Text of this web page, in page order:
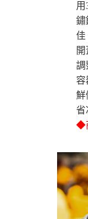
【「AFTEE先享後付
１．於結帳方式選擇
結帳頁面，進行簡訊
２．訂單成立數日內
３．收到繳費通知簡
ATM／網路銀行／等
※ 請注意：結帳手續
購買商品的店家。未
後付繳納相關費用。
※ 交易是否成功請以
是否繳費成功／繳費
１．透過由恩沛科技
易，需依本服務之必
權轉讓予恩沛科技股份
２．關於個人資料處
https://aftee.tw/terms/
３．未成年的使用者
全家取貨付款三天後
每筆NT$60，滿
每筆NT$100，滿
每筆NT$60，滿
7-11取貨付款三天
7-11離島取貨付款
每筆NT$100，滿
付款後7-11取貨
用
鏽
佳
開
調
容
鮮
省
◆